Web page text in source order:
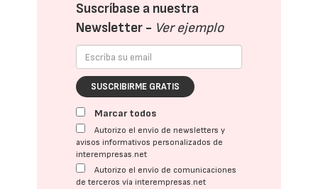
Suscríbase a nuestra
Newsletter - Ver ejemplo
SUSCRIBIRME GRATIS
Marcar todos
Autorizo el envío de newsletters y
avisos informativos personalizados de
interempresas.net
Autorizo el envío de comunicaciones
de terceros vía interempresas.net